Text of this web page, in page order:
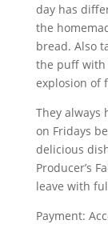
day has
the
bread. Also
the puff with
explosion of
They always
on Fridays
delicious
Producer’s
leave with
Payment: